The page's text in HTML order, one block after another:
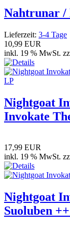
Nahtrunar /
Lieferzeit: 3-4 Tage
10,99 EUR
inkl. 19 % MwSt.
Nightgoat
Invokate
17,99 EUR
inkl. 19 % MwSt.
Nightgoat
Suoluben